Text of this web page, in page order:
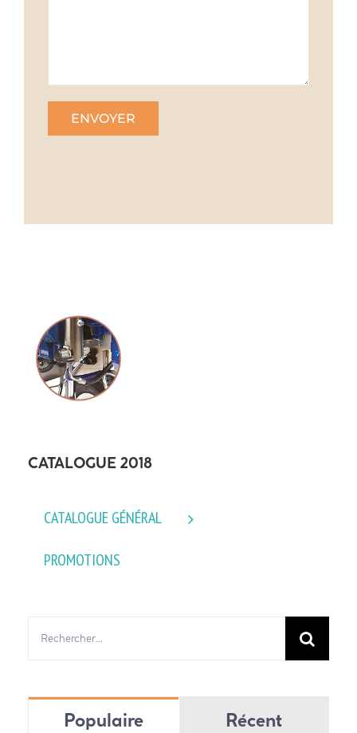
CATALOGUE 2018
CATALOGUE GÉNÉRAL
PROMOTIONS
Populaire Récent